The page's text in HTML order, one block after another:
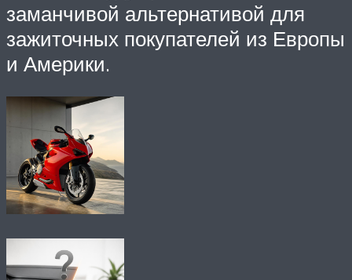
заманчивой альтернативой для
зажиточных покупателей из Европы
и Америки.